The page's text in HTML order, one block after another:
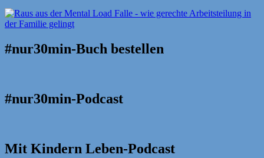
#nur30min-Buch bestellen
#nur30min-Podcast
Mit Kindern Leben-Podcast